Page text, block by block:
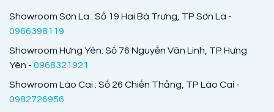
Showroom Sơn La : Số 19 Hai Bà Trưng, TP Sơn La -
0966398119
Showroom Hưng Yên: Số 76 Nguyễn Văn Linh, TP Hưng
Yên - 0968321921
Showroom Lào Cai : Số 26 Chiến Thắng, TP Lào Cai -
0982726956